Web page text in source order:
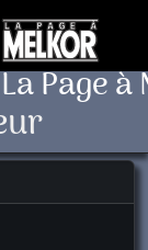
La Page